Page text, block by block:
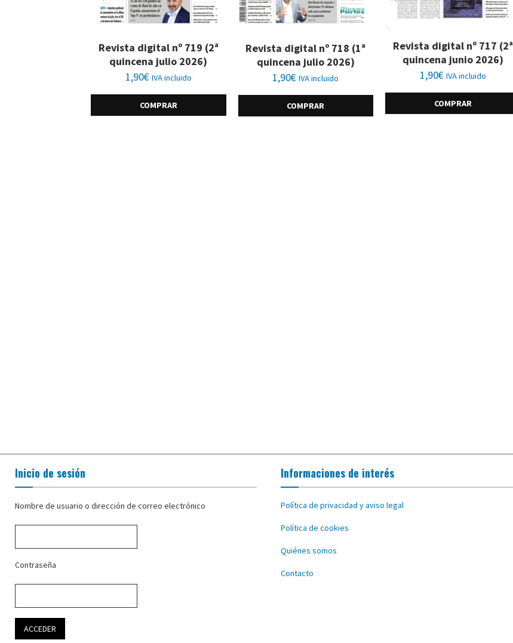
Revista digital nº 719 (2ª
quincena julio 2026)
1,90€ IVA incluido
COMPRAR
Revista digital nº 718 (1ª
quincena julio 2026)
1,90€ IVA incluido
COMPRAR
Revista digital nº 717 (2ª
quincena junio 2026)
1,90€ IVA incluido
COMPRAR
Inicio de sesión
Nombre de usuario o dirección de correo electrónico
Contraseña
Informaciones de interés
Política de privacidad y aviso legal
Política de cookies
Quiénes somos
Contacto